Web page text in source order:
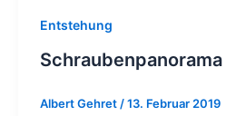
Entstehung
Schraubenpanorama
Albert Gehret /13. Februar 2019